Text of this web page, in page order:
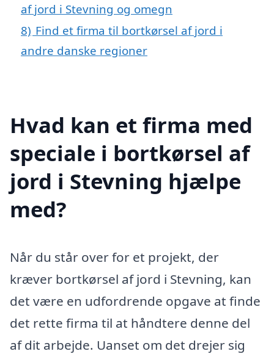
af jord i Stevning og omegn
8) Find et firma til bortkørsel af jord i
andre danske regioner
Hvad kan et firma med
speciale i bortkørsel af
jord i Stevning hjælpe
med?
Når du står over for et projekt, der
kræver bortkørsel af jord i Stevning, kan
det være en udfordrende opgave at finde
det rette firma til at håndtere denne del
af dit arbejde. Uanset om det drejer sig